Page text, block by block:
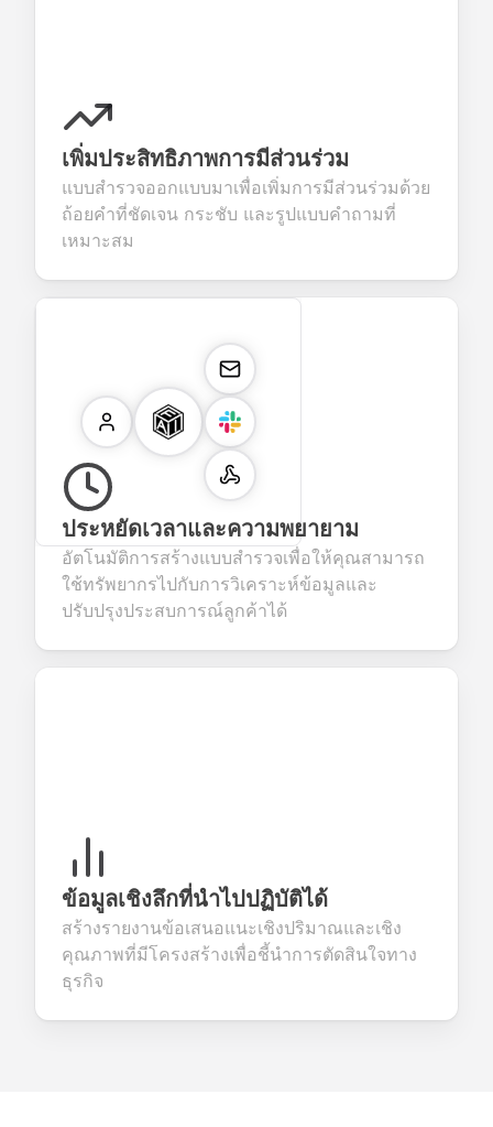
เพิ่มประสิทธิภาพการมีส่วนร่วม
แบบสำรวจออกแบบมาเพื่อเพิ่มการมีส่วนร่วมด้วย
ถ้อยคำที่ชัดเจน กระชับ และรูปแบบคำถามที่
เหมาะสม
ประหยัดเวลาและความพยายาม
อัตโนมัติการสร้างแบบสำรวจเพื่อให้คุณสามารถ
ใช้ทรัพยากรไปกับการวิเคราะห์ข้อมูลและ
ปรับปรุงประสบการณ์ลูกค้าได้
ข้อมูลเชิงลึกที่นำไปปฏิบัติได้
สร้างรายงานข้อเสนอแนะเชิงปริมาณและเชิง
คุณภาพที่มีโครงสร้างเพื่อชี้นำการตัดสินใจทาง
ธุรกิจ